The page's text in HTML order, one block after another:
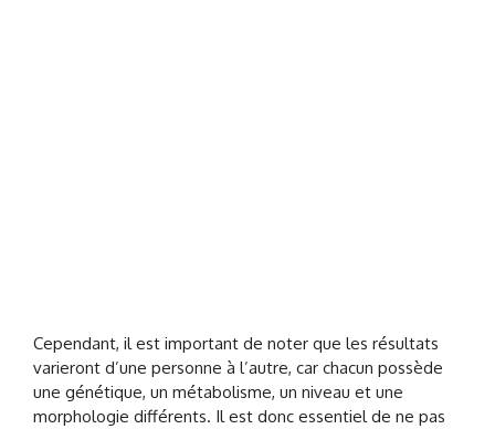
Cependant, il est important de noter que les résultats
varieront d’une personne à l’autre, car chacun possède
une génétique, un métabolisme, un niveau et une
morphologie différents. Il est donc essentiel de ne pas